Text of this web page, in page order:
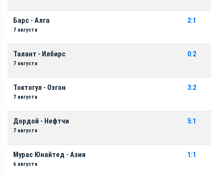
Барс - Алга
7 августа
2:1
Талант - Илбирс
7 августа
0:2
Токтогул - Озгон
7 августа
3:2
Дордой - Нефтчи
7 августа
5:1
Мурас Юнайтед - Азия
6 августа
1:1